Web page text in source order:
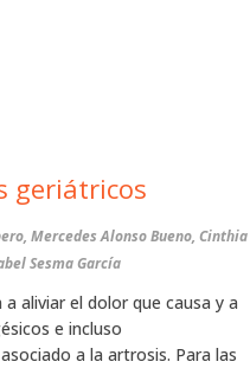
geriátricos
Mercedes Alonso Bueno, Cinthia
Sesma García
aliviar el dolor que causa y a
e incluso
a la artrosis. Para las